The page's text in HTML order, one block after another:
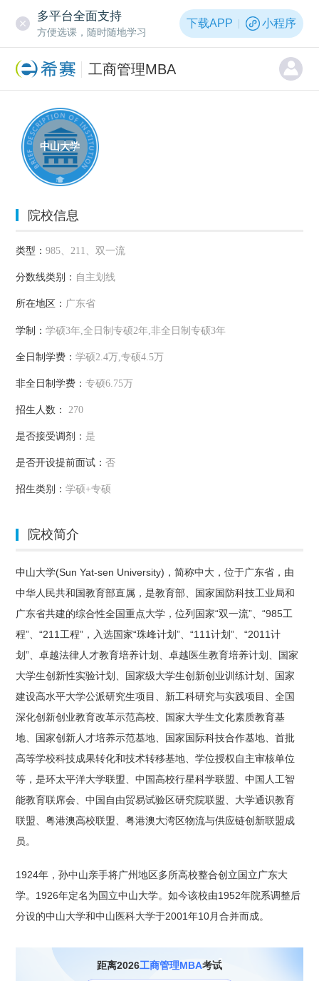
多平台全面支持
方便选课，随时随地学习
下载APP 小程序
工商管理MBA
中山大学
院校信息
类型：985、211、双一流
分数线类别： 自主划线
所在地区： 广东省
学制：学硕3年,全日制专硕2年,非全日制专硕3年
全日制学费：学硕2.4万,专硕4.5万
非全日制学费：专硕6.75万
招生人数： 270
是否接受调剂： 是
是否开设提前面试：否
招生类别：学硕+专硕
院校简介
中山大学(Sun Yat-sen University)，简称中大，位于广东省，由
中华人民共和国教育部直属，是教育部、国家国防科技工业局和
广东省共建的综合性全国重点大学，位列国家“双一流”、“985工
程”、“211工程”，入选国家“珠峰计划”、“111计划”、“2011计
划”、卓越法律人才教育培养计划、卓越医生教育培养计划、国家
大学生创新性实验计划、国家级大学生创新创业训练计划、国家
建设高水平大学公派研究生项目、新工科研究与实践项目、全国
深化创新创业教育改革示范高校、国家大学生文化素质教育基
地、国家创新人才培养示范基地、国家国际科技合作基地、首批
高等学校科技成果转化和技术转移基地、学位授权自主审核单位
等，是环太平洋大学联盟、中国高校行星科学联盟、中国人工智
能教育联席会、中国自由贸易试验区研究院联盟、大学通识教育
联盟、粤港澳高校联盟、粤港澳大湾区物流与供应链创新联盟成
员。
1924年，孙中山亲手将广州地区多所高校整合创立国立广东大
学。1926年定名为国立中山大学。如今该校由1952年院系调整后
分设的中山大学和中山医科大学于2001年10月合并而成。
距离2026工商管理MBA考试
3